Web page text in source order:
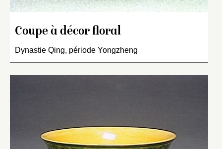
Coupe à décor floral
Dynastie Qing, période Yongzheng